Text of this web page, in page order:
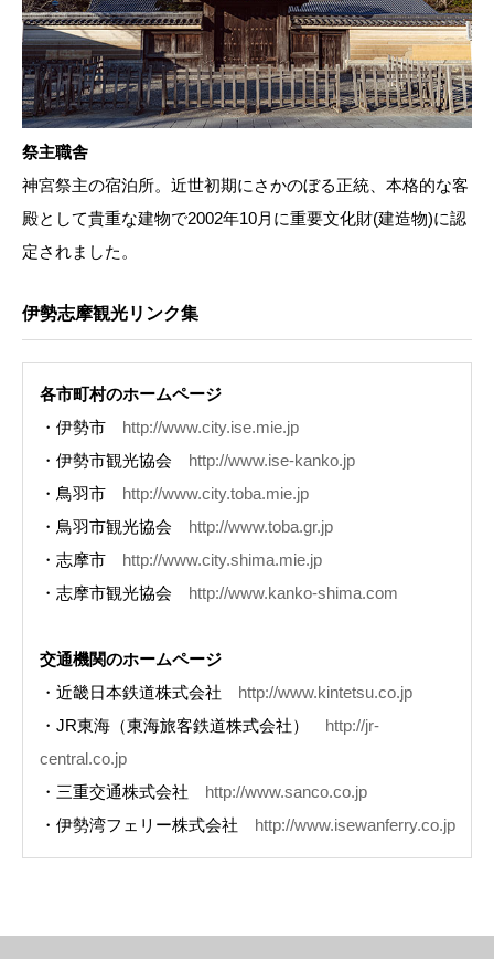
祭主職舎
神宮祭主の宿泊所。近世初期にさかのぼる正統、本格的な客
殿として貴重な建物で2002年10月に重要文化財(建造物)に認
定されました。
伊勢志摩観光リンク集
各市町村のホームページ
・伊勢市 http://www.city.ise.mie.jp
・伊勢市観光協会 http://www.ise-kanko.jp
・鳥羽市 http://www.city.toba.mie.jp
・鳥羽市観光協会 http://www.toba.gr.jp
・志摩市 http://www.city.shima.mie.jp
・志摩市観光協会 http://www.kanko-shima.com
交通機関のホームページ
・近畿日本鉄道株式会社 http://www.kintetsu.co.jp
・JR東海（東海旅客鉄道株式会社） http://jr-
central.co.jp
・三重交通株式会社 http://www.sanco.co.jp
・伊勢湾フェリー株式会社 http://www.isewanferry.co.jp